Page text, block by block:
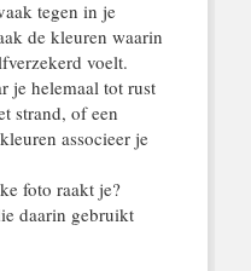
tegen in je
de kleuren waarin
voelt.
je helemaal tot rust
strand, of een
associeer je
foto raakt je?
daarin gebruikt